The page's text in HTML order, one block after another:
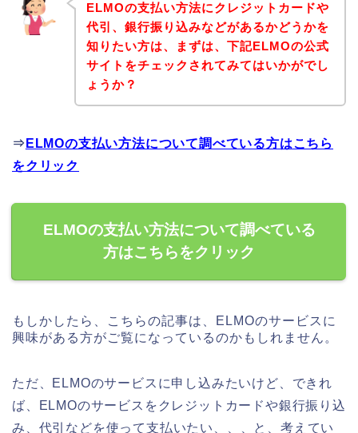
ELMOの支払い方法にクレジットカードや
代引、銀行振り込みなどがあるかどうかを
知りたい方は、まずは、下記ELMOの公式
サイトをチェックされてみてはいかがでし
ょうか？
⇒ ELMOの支払い方法について調べている方はこちら
をクリック
ELMOの支払い方法について調べている
方はこちらをクリック
もしかしたら、こちらの記事は、ELMOのサービスに
興味がある方がご覧になっているのかもしれません。
ただ、ELMOのサービスに申し込みたいけど、できれ
ば、ELMOのサービスをクレジットカードや銀行振り込
み、代引などを使って支払いたい、、、と、考えてい